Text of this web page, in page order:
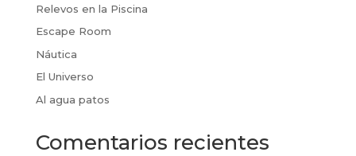
Relevos en la Piscina
Escape Room
Náutica
El Universo
Al agua patos
Comentarios recientes